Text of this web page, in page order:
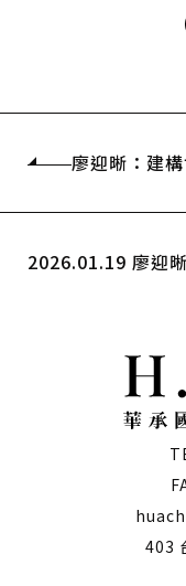
廖迎晰：建
2026.01.19 廖迎
403